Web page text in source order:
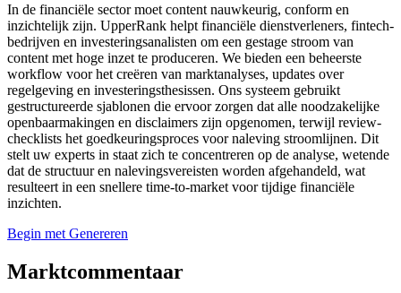
In de financiële sector moet content nauwkeurig, conform en
inzichtelijk zijn. UpperRank helpt financiële dienstverleners, fintech-
bedrijven en investeringsanalisten om een gestage stroom van
content met hoge inzet te produceren. We bieden een beheerste
workflow voor het creëren van marktanalyses, updates over
regelgeving en investeringsthesissen. Ons systeem gebruikt
gestructureerde sjablonen die ervoor zorgen dat alle noodzakelijke
openbaarmakingen en disclaimers zijn opgenomen, terwijl review-
checklists het goedkeuringsproces voor naleving stroomlijnen. Dit
stelt uw experts in staat zich te concentreren op de analyse, wetende
dat de structuur en nalevingsvereisten worden afgehandeld, wat
resulteert in een snellere time-to-market voor tijdige financiële
inzichten.
Begin met Genereren
Marktcommentaar